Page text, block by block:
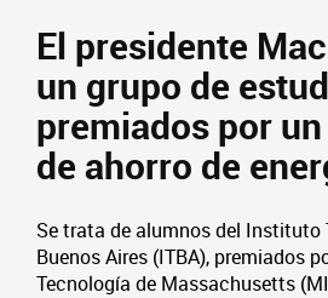
El presidente
un grupo de
premiados por
de ahorro de
Se trata de alumnos del Instituto
Buenos Aires (ITBA), premiados
Tecnología de Massachusetts